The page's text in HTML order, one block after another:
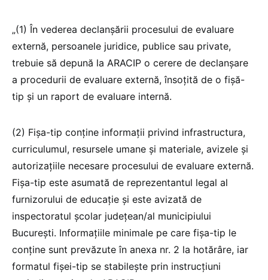
„(1) În vederea declanșării procesului de evaluare
externă, persoanele juridice, publice sau private,
trebuie să depună la ARACIP o cerere de declanșare
a procedurii de evaluare externă, însoțită de o fișă-
tip și un raport de evaluare internă.
(2) Fișa-tip conține informații privind infrastructura,
curriculumul, resursele umane și materiale, avizele și
autorizațiile necesare procesului de evaluare externă.
Fișa-tip este asumată de reprezentantul legal al
furnizorului de educație și este avizată de
inspectoratul școlar județean/al municipiului
București. Informațiile minimale pe care fișa-tip le
conține sunt prevăzute în anexa nr. 2 la hotărâre, iar
formatul fișei-tip se stabilește prin instrucțiuni